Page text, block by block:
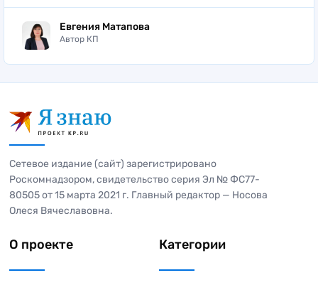
Евгения Матапова
Автор КП
Сетевое издание (сайт) зарегистрировано
Роскомнадзором, свидетельство серия Эл № ФС77-
80505 от 15 марта 2021 г. Главный редактор — Носова
Олеся Вячеславовна.
О проекте Категории